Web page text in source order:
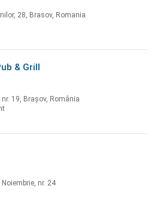
28, Brasov, Romania
& Grill
nr. 19, Brașov, România
nr. 24